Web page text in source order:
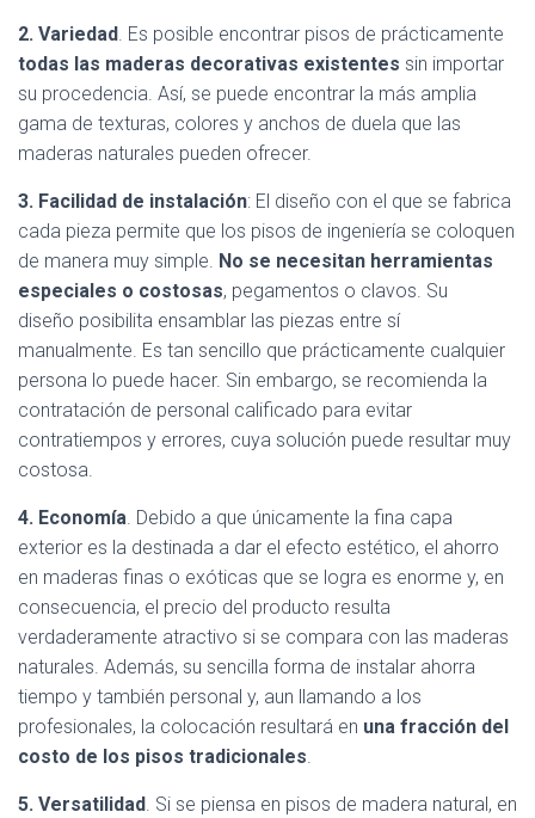
2. Variedad. Es posible encontrar pisos de prácticamente
todas las maderas decorativas existentes sin importar
su procedencia. Así, se puede encontrar la más amplia
gama de texturas, colores y anchos de duela que las
maderas naturales pueden ofrecer.
3. Facilidad de instalación: El diseño con el que se fabrica
cada pieza permite que los pisos de ingeniería se coloquen
de manera muy simple. No se necesitan herramientas
especiales o costosas, pegamentos o clavos. Su
diseño posibilita ensamblar las piezas entre sí
manualmente. Es tan sencillo que prácticamente cualquier
persona lo puede hacer. Sin embargo, se recomienda la
contratación de personal calificado para evitar
contratiempos y errores, cuya solución puede resultar muy
costosa.
4. Economía. Debido a que únicamente la fina capa
exterior es la destinada a dar el efecto estético, el ahorro
en maderas finas o exóticas que se logra es enorme y, en
consecuencia, el precio del producto resulta
verdaderamente atractivo si se compara con las maderas
naturales. Además, su sencilla forma de instalar ahorra
tiempo y también personal y, aun llamando a los
profesionales, la colocación resultará en una fracción del
costo de los pisos tradicionales.
5. Versatilidad. Si se piensa en pisos de madera natural, en